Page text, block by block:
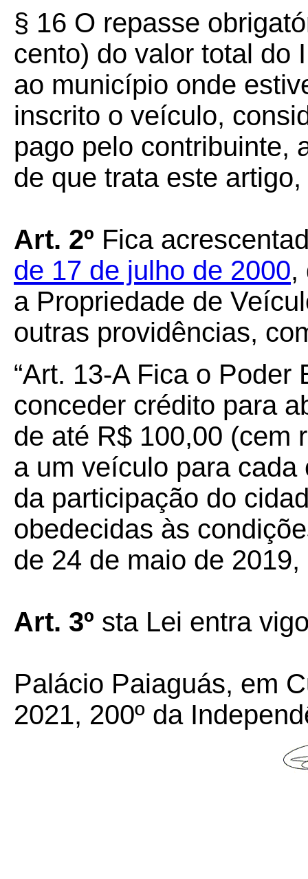
§ 16 O repasse
cento) do valor total do
ao município onde
inscrito o veículo,
pago pelo contribuinte,
de que trata este
Art. 2º Fica
de 17 de julho de 2000,
a Propriedade de
outras providências,
“Art. 13-A Fica o
conceder crédito para
de até R$ 100,00 (cem
a um veículo para
da participação do
obedecidas às
de 24 de maio de
Art. 3º sta Lei entra
Palácio Paiaguás, em
2021, 200º da